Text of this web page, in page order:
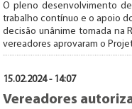
O pleno desenvolvimento
trabalho contínuo e o apoio
decisão unânime tomada na
vereadores aprovaram o
15.02.2024 - 14:07
Vereadores